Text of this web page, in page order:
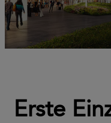
Erste